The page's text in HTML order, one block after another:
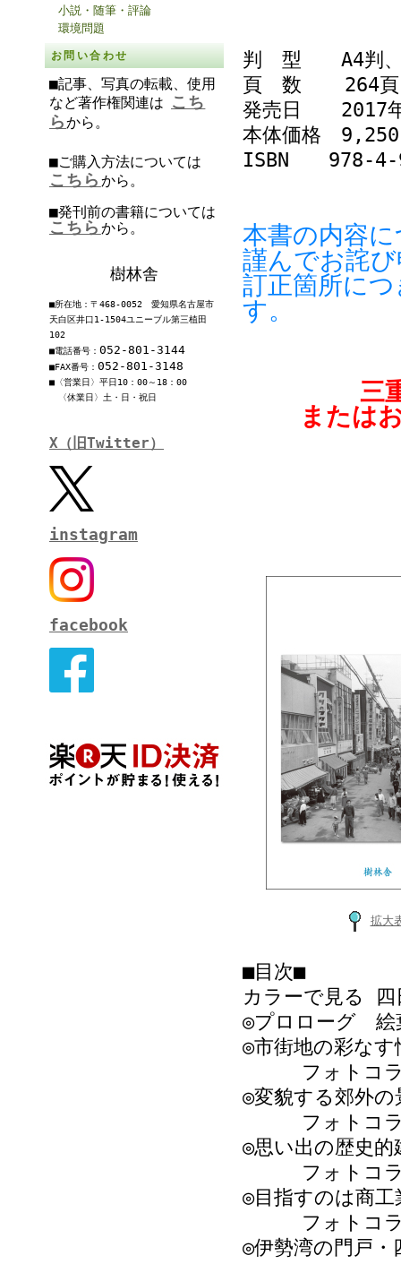
小説・随筆・評論
環境問題
お問い合わせ
■記事、写真の転載、使用
など著作権関連は こち
らから。
■ご購入方法については
こちら から。
■発刊前の書籍については
こちら から。
樹林舎
■所在地：〒468-0052 愛知県名古屋市
天白区井口1-1504ユニーブル第三植田
102
■電話番号： 052-801-3144
■FAX番号： 052-801-3148
■〈営業日〉平日10：00～18：00
〈休業日〉土・日・祝日
X（旧Twitter）
instagram
facebook
判 型 A4判、
頁 数 264頁（
発売日 2017
本体価格
ISBN 978-4-
本書の内容
謹んでお詫
訂正箇所に
す。
三
または
拡大
■目次■
カラーで見る 四
◎プロローグ 絵
◎市街地の彩なす
フォトコラム
◎変貌する郊外の
フォトコラ
◎思い出の歴史的
フォトコラム
◎目指すのは商工
フォトコラム
◎伊勢湾の門戸・